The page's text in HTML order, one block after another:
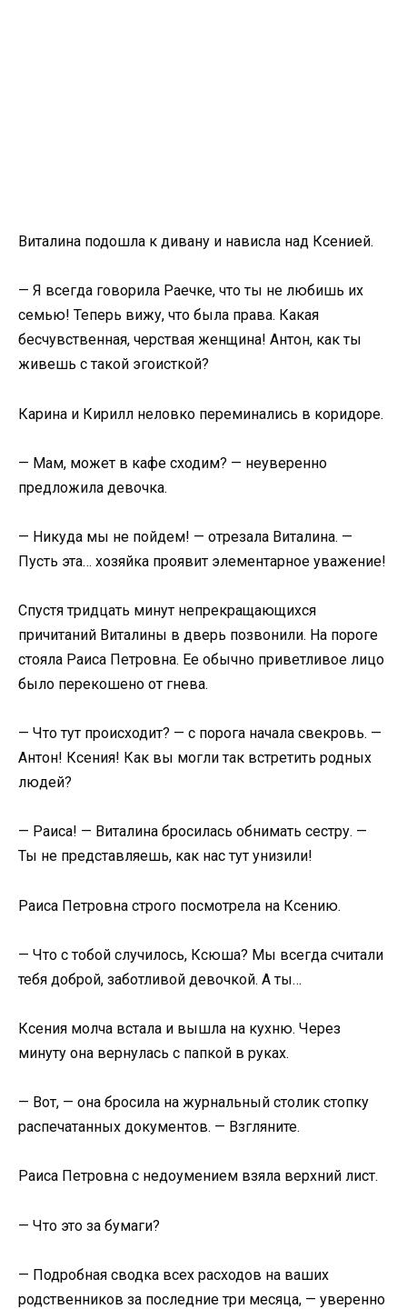
Виталина подошла к дивану и нависла над Ксенией.
— Я всегда говорила Раечке, что ты не любишь их
семью! Теперь вижу, что была права. Какая
бесчувственная, черствая женщина! Антон, как ты
живешь с такой эгоисткой?
Карина и Кирилл неловко переминались в коридоре.
— Мам, может в кафе сходим? — неуверенно
предложила девочка.
— Никуда мы не пойдем! — отрезала Виталина. —
Пусть эта… хозяйка проявит элементарное уважение!
Спустя тридцать минут непрекращающихся
причитаний Виталины в дверь позвонили. На пороге
стояла Раиса Петровна. Ее обычно приветливое лицо
было перекошено от гнева.
— Что тут происходит? — с порога начала свекровь. —
Антон! Ксения! Как вы могли так встретить родных
людей?
— Раиса! — Виталина бросилась обнимать сестру. —
Ты не представляешь, как нас тут унизили!
Раиса Петровна строго посмотрела на Ксению.
— Что с тобой случилось, Ксюша? Мы всегда считали
тебя доброй, заботливой девочкой. А ты…
Ксения молча встала и вышла на кухню. Через
минуту она вернулась с папкой в руках.
— Вот, — она бросила на журнальный столик стопку
распечатанных документов. — Взгляните.
Раиса Петровна с недоумением взяла верхний лист.
— Что это за бумаги?
— Подробная сводка всех расходов на ваших
родственников за последние три месяца, — уверенно